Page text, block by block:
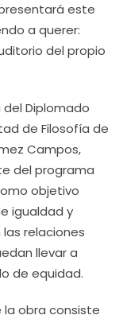
este
a querer:
del propio
Diplomado
de Filosofía de
Campos,
del programa
objetivo
igualdad y
relaciones
llevar a
de equidad.
la obra consiste